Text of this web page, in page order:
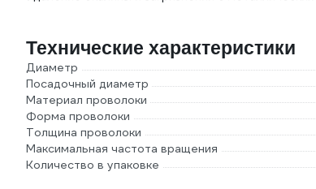
Технические характеристики
Диаметр
Посадочный диаметр
Материал проволоки
Форма проволоки
Толщина проволоки
Максимальная частота вращения
Количество в упаковке